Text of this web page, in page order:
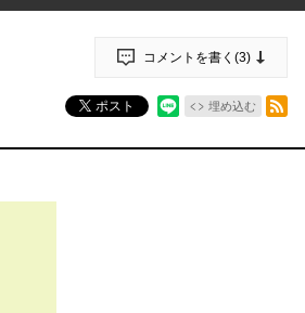
コメントを書く(3)
ポスト 埋め込む